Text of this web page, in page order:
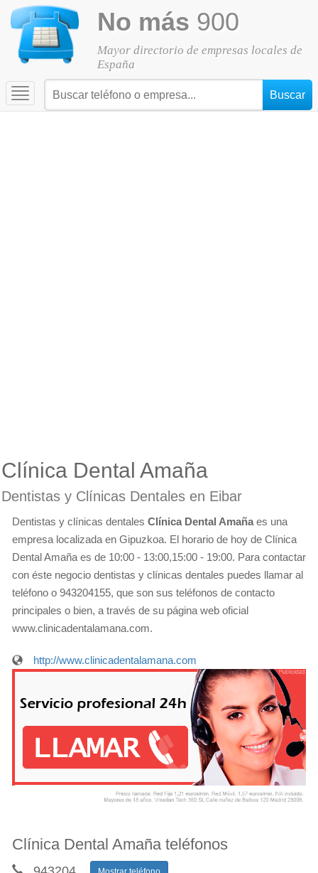
No más 900
Mayor directorio de empresas locales de
España
Toggle
navigation
Clínica Dental Amaña
Dentistas y Clínicas Dentales en Eibar
Dentistas y clínicas dentales Clínica Dental Amaña es una
empresa localizada en Gipuzkoa. El horario de hoy de Clínica
Dental Amaña es de 10:00 - 13:00,15:00 - 19:00. Para contactar
con éste negocio dentistas y clínicas dentales puedes llamar al
teléfono o 943204155, que son sus teléfonos de contacto
principales o bien, a través de su página web oficial
www.clinicadentalamana.com.
http://www.clinicadentalamana.com
Clínica Dental Amaña teléfonos